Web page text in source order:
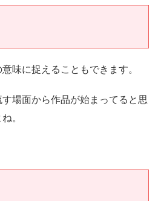
味に捉えることもできます。
場面から作品が始まってると思
。